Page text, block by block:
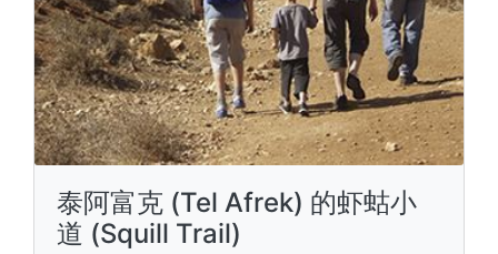
泰阿富克 (Tel Afrek) 的虾蛄小
道 (Squill Trail)